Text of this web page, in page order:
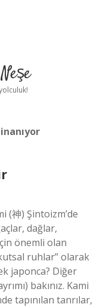
(神) Şintoizm’de
dağlar,
önemli olan
ruhlar” olarak
japonca? Diğer
bakınız. Kami
tapınılan tanrılar,